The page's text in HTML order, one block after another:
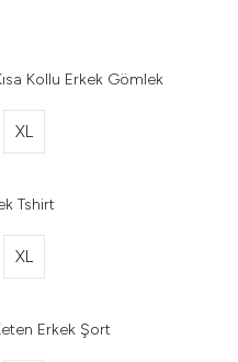
Kollu Erkek Gömlek
XL
Tshirt
XL
Erkek Şort